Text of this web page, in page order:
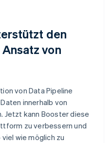
den
von
von Data Pipeline
innerhalb von
Jetzt kann Booster diese
zu verbessern und
wie möglich zu